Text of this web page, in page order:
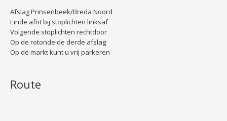
Afslag Prinsenbeek/Breda Noord
Einde afrit bij stoplichten linksaf
Volgende stoplichten rechtdoor
Op de rotonde de derde afslag
Op de markt kunt u vrij parkeren
Route